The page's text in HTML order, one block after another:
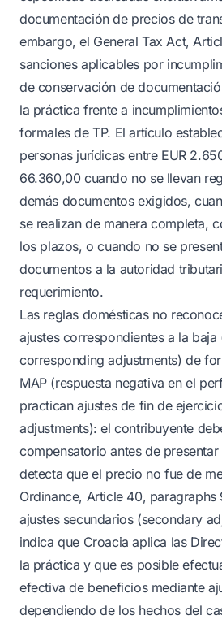
documentación de precios de
embargo, el General Tax Act,
sanciones aplicables por
de conservación de
la práctica frente a
formales de TP. El artículo
personas jurídicas entre EUR
66.360,00 cuando no se llevan
demás documentos exigidos,
se realizan de manera completa,
los plazos, o cuando no se
documentos a la autoridad
requerimiento.
Las reglas domésticas no
ajustes correspondientes a la
corresponding adjustments) de
MAP (respuesta negativa en el
practican ajustes de fin de
adjustments): el contribuyente
compensatorio antes de
detecta que el precio no fue de
Ordinance, Article 40, paragraphs
ajustes secundarios (secondary
indica que Croacia aplica las
la práctica y que es posible
efectiva de beneficios mediante
dependiendo de los hechos del